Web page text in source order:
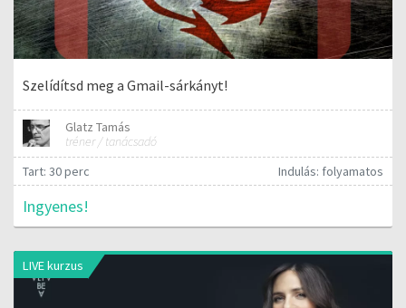
Szelídítsd meg a Gmail-sárkányt!
Glatz Tamás
tréner / tanácsadó
Tart: 30 perc
Indulás: folyamatos
Ingyenes!
LIVE kurzus